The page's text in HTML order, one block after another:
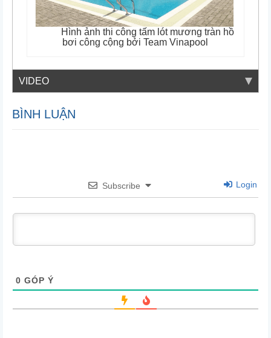
Hình ảnh thi công tấm lót mương tràn hồ
bơi công cộng bởi Team Vinapool
VIDEO
BÌNH LUẬN
Subscribe Login
0 GÓP Ý